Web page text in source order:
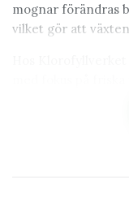
mognar förändras
vilket gör att